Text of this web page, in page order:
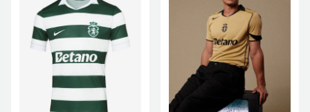
S M L
2XL